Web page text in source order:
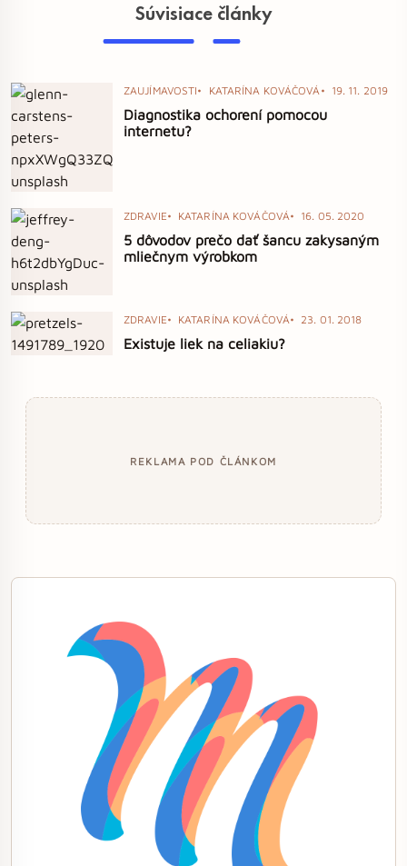
Súvisiace články
ZAUJÍMAVOSTI KATARÍNA KOVÁČOVÁ 19. 11. 2019
Diagnostika ochorení pomocou
internetu?
ZDRAVIE KATARÍNA KOVÁČOVÁ 16. 05. 2020
5 dôvodov prečo dať šancu zakysaným
mliečnym výrobkom
ZDRAVIE KATARÍNA KOVÁČOVÁ 23. 01. 2018
Existuje liek na celiakiu?
REKLAMA POD ČLÁNKOM